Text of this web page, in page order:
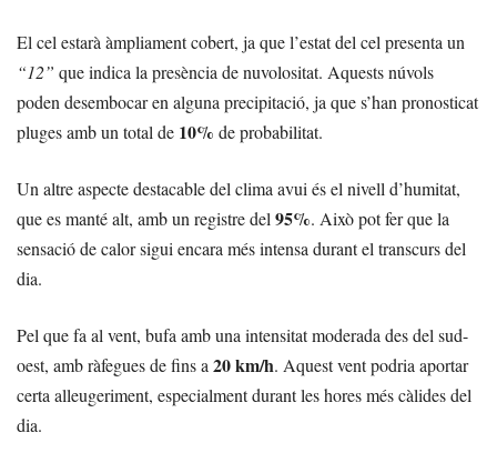
El cel estarà àmpliament cobert, ja que l’estat del cel presenta un
“12” que indica la presència de nuvolositat. Aquests núvols
poden desembocar en alguna precipitació, ja que s’han pronosticat
pluges amb un total de 10% de probabilitat.
Un altre aspecte destacable del clima avui és el nivell d’humitat,
que es manté alt, amb un registre del95%. Això pot fer que la
sensació de calor sigui encara més intensa durant el transcurs del
dia.
Pel que fa al vent, bufa amb una intensitat moderada des del sud-
oest, amb ràfegues de fins a20 km/h. Aquest vent podria aportar
certa alleugeriment, especialment durant les hores més càlides del
dia.